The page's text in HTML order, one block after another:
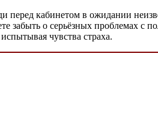
перед кабинетом в ожидании
о серьёзных проблемах с
чувства страха.